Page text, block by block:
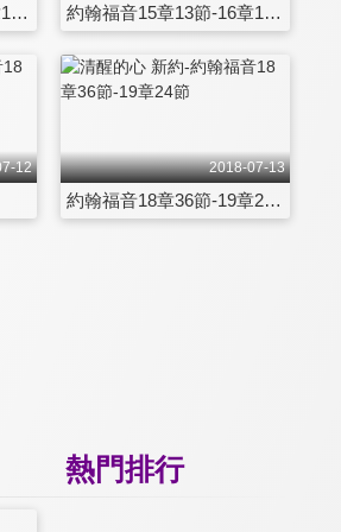
約翰福音14章25節-15章12節 約翰福音15章13節-16章11節
12 2018-07-13
約翰福音18章36節-19章24節
熱門排行